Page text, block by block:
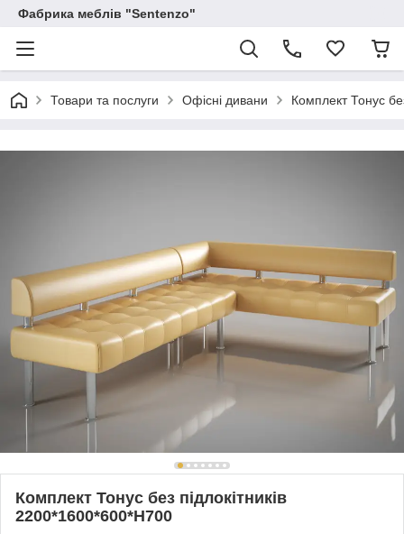
Фабрика меблів "Sentenzo"
Товари та послуги Офісні дивани Комплект Тонус
Комплект Тонус без підлокітників
2200*1600*600*Н700